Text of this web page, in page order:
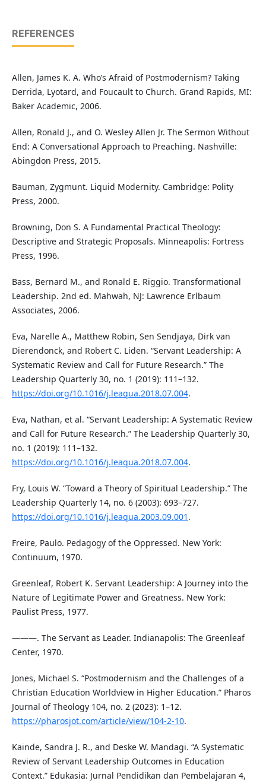
REFERENCES
Allen, James K. A. Who’s Afraid of Postmodernism? Taking
Derrida, Lyotard, and Foucault to Church. Grand Rapids, MI:
Baker Academic, 2006.
Allen, Ronald J., and O. Wesley Allen Jr. The Sermon Without
End: A Conversational Approach to Preaching. Nashville:
Abingdon Press, 2015.
Bauman, Zygmunt. Liquid Modernity. Cambridge: Polity
Press, 2000.
Browning, Don S. A Fundamental Practical Theology:
Descriptive and Strategic Proposals. Minneapolis: Fortress
Press, 1996.
Bass, Bernard M., and Ronald E. Riggio. Transformational
Leadership. 2nd ed. Mahwah, NJ: Lawrence Erlbaum
Associates, 2006.
Eva, Narelle A., Matthew Robin, Sen Sendjaya, Dirk van
Dierendonck, and Robert C. Liden. “Servant Leadership: A
Systematic Review and Call for Future Research.” The
Leadership Quarterly 30, no. 1 (2019): 111–132.
https://doi.org/10.1016/j.leaqua.2018.07.004.
Eva, Nathan, et al. “Servant Leadership: A Systematic Review
and Call for Future Research.” The Leadership Quarterly 30,
no. 1 (2019): 111–132.
https://doi.org/10.1016/j.leaqua.2018.07.004.
Fry, Louis W. “Toward a Theory of Spiritual Leadership.” The
Leadership Quarterly 14, no. 6 (2003): 693–727.
https://doi.org/10.1016/j.leaqua.2003.09.001 .
Freire, Paulo. Pedagogy of the Oppressed. New York:
Continuum, 1970.
Greenleaf, Robert K. Servant Leadership: A Journey into the
Nature of Legitimate Power and Greatness. New York:
Paulist Press, 1977.
———. The Servant as Leader. Indianapolis: The Greenleaf
Center, 1970.
Jones, Michael S. “Postmodernism and the Challenges of a
Christian Education Worldview in Higher Education.” Pharos
Journal of Theology 104, no. 2 (2023): 1–12.
https://pharosjot.com/article/view/104-2-10.
Kainde, Sandra J. R., and Deske W. Mandagi. “A Systematic
Review of Servant Leadership Outcomes in Education
Context.” Edukasia: Jurnal Pendidikan dan Pembelajaran 4,